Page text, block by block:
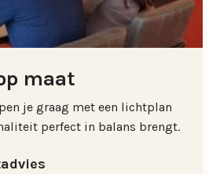
maat
je graag met een lichtplan
perfect in balans brengt.